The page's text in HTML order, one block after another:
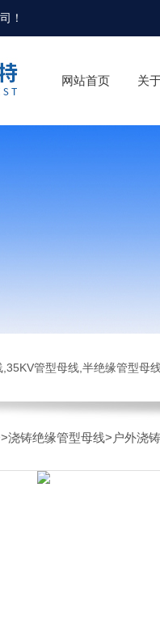
！
网站首页 关
管型母线,半绝缘管型母
浇铸绝缘管型母线>户外浇